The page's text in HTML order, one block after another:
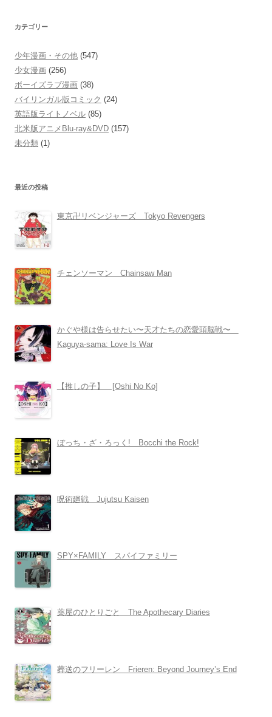
カテゴリー
少年漫画・その他 (547)
少女漫画 (256)
ボーイズラブ漫画 (38)
バイリンガル版コミック (24)
英語版ライトノベル (85)
北米版アニメBlu-ray&DVD (157)
未分類 (1)
最近の投稿
東京卍リベンジャーズ Tokyo Revengers
チェンソーマン Chainsaw Man
かぐや様は告らせたい〜天才たちの恋愛頭脳戦〜
Kaguya-sama: Love Is War
【推しの子】 [Oshi No Ko]
ぼっち・ざ・ろっく! Bocchi the Rock!
呪術廻戦 Jujutsu Kaisen
SPY×FAMILY スパイファミリー
薬屋のひとりごと The Apothecary Diaries
葬送のフリーレン Frieren: Beyond Journey’s End